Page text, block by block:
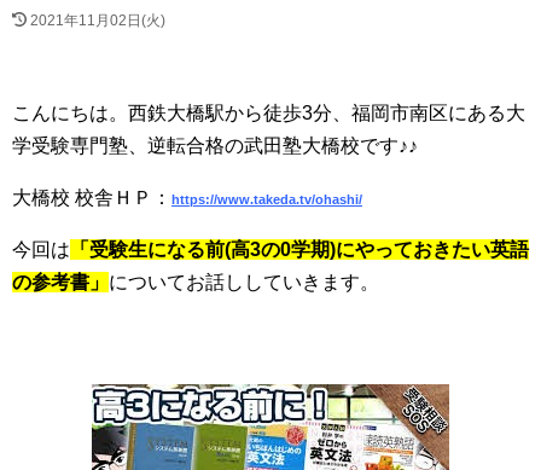
2021年11月02日(火)
こんにちは。西鉄大橋駅から徒歩3分、福岡市南区にある大
学受験専門塾、逆転合格の武田塾大橋校です♪♪
大橋校 校舎ＨＰ： https://www.takeda.tv/ohashi/
今回は 「受験生になる前(高3の0学期)にやっておきたい英語
の参考書」 についてお話ししていきます。